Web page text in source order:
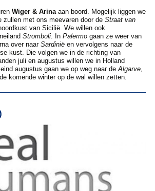
Wiger & Arinaaan boord. Mogelijk liggen we
zullen met ons meevaren door de Straat van
van Sicilië. We willen ook
Stromboli. In Palermogaan ze weer van
over naar Sardiniëen vervolgens naar de
kust. Die volgen we in de richting van
juli en augustus willen we in Holland
augustus gaan we op weg naar deAlgarve,
komende winter op de wal willen zetten.